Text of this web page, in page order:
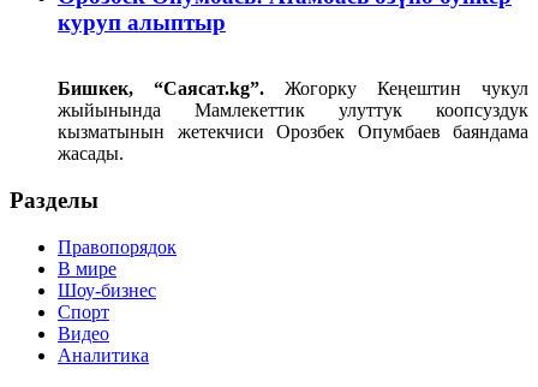
куруп алыптыр
Бишкек, “Саясат.kg”. Жогорку Кеңештин чукул
жыйынында Мамлекеттик улуттук коопсуздук
кызматынын жетекчиси Орозбек Опумбаев баяндама
жасады.
Разделы
Правопорядок
В мире
Шоу-бизнес
Спорт
Видео
Аналитика